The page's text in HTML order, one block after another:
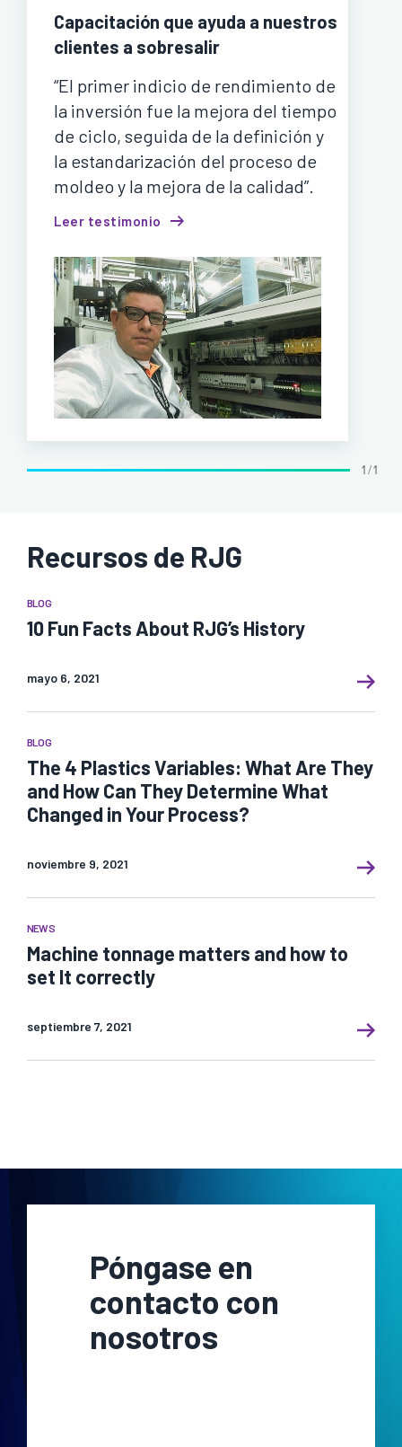
Capacitación que ayuda a nuestros
clientes a sobresalir
“El primer indicio de rendimiento de
la inversión fue la mejora del tiempo
de ciclo, seguida de la definición y
la estandarización del proceso de
moldeo y la mejora de la calidad”.
Leer testimonio
1 / 1
Recursos de RJG
BLOG
10 Fun Facts About RJG’s History
mayo 6, 2021
BLOG
The 4 Plastics Variables: What Are They
and How Can They Determine What
Changed in Your Process?
noviembre 9, 2021
NEWS
Machine tonnage matters and how to
set It correctly
septiembre 7, 2021
Póngase en
contacto con
nosotros